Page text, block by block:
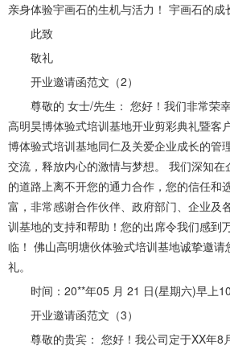
亲身体验宇画石的生机与活力！ 宇画石的成
此致
敬礼
开业邀请函范文（2）
尊敬的 女士/先生： 您好！我们非常荣
高明昊博体验式培训基地开业剪彩典礼暨客
博体验式培训基地同仁及关爱企业成长的管
交流，释放内心的激情与梦想。 我们深知
的道路上离不开您的通力合作，您的信任和
富，非常感谢合作伙伴、政府部门、企业及
训基地的支持和帮助！您的出席令我们感到
临！ 佛山高明塘伙体验式培训基地诚挚邀
礼。
时间：20**年05 月 21 日(星期六)早上
开业邀请函范文（3）
尊敬的贵宾： 您好！我公司定于XX年8